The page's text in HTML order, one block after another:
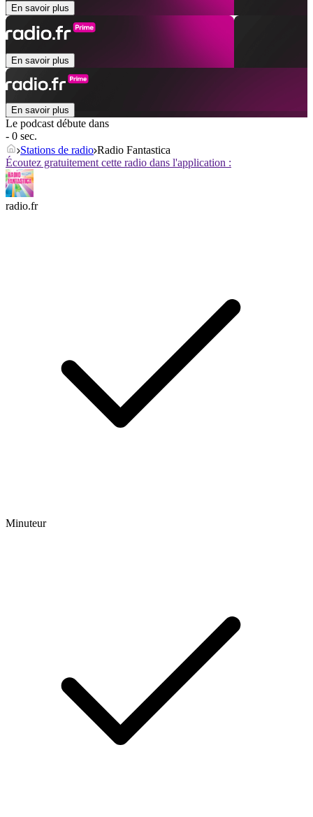
En savoir plus
En savoir plus
En savoir plus
Le podcast débute dans
- 0 sec.
Stations de radio Radio Fantastica
Écoutez gratuitement cette radio dans l'application :
radio.fr
Minuteur